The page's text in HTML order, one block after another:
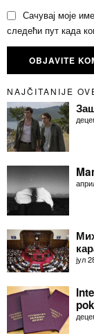
Сачувај моје
следећи пут када
NAJČITANIJE
јул